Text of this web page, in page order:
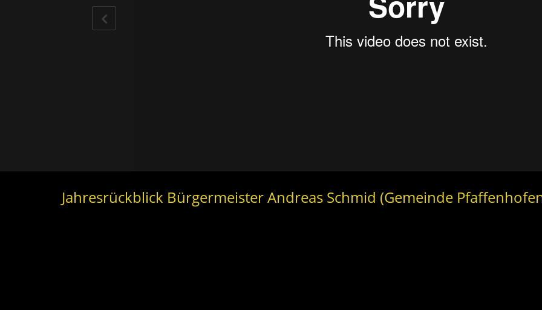
Jahresrückblick Bürgermeister Andreas Schmid (Gemeinde